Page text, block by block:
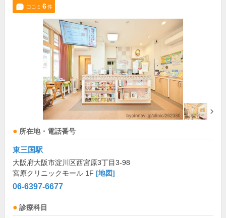
口コミ 6件
所在地・電話番号
東三国駅
大阪府大阪市淀川区西宮原3丁目3-98
宮原クリニックモール 1F [地図]
06-6397-6677
診療科目